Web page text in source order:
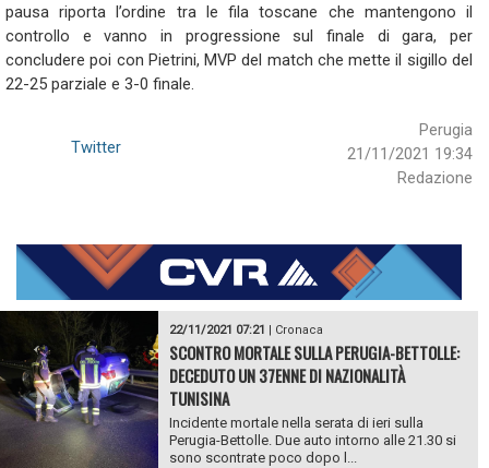
pausa riporta l’ordine tra le fila toscane che mantengono il
controllo e vanno in progressione sul finale di gara, per
concludere poi con Pietrini, MVP del match che mette il sigillo del
22-25 parziale e 3-0 finale.
Perugia
21/11/2021 19:34
Redazione
Twitter
22/11/2021 07:21 Cronaca
SCONTRO MORTALE SULLA PERUGIA-BETTOLLE:
DECEDUTO UN 37ENNE DI NAZIONALITÀ
TUNISINA
Incidente mortale nella serata di ieri sulla
Perugia-Bettolle. Due auto intorno alle 21.30 si
sono scontrate poco dopo l...